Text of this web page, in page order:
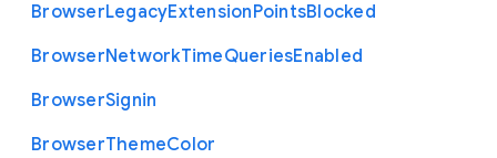
BrowserLegacyExtensionPointsBlocked
BrowserNetworkTimeQueriesEnabled
BrowserSignin
BrowserThemeColor